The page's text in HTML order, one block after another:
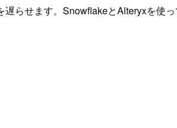
らせます。SnowflakeとAlteryxを使